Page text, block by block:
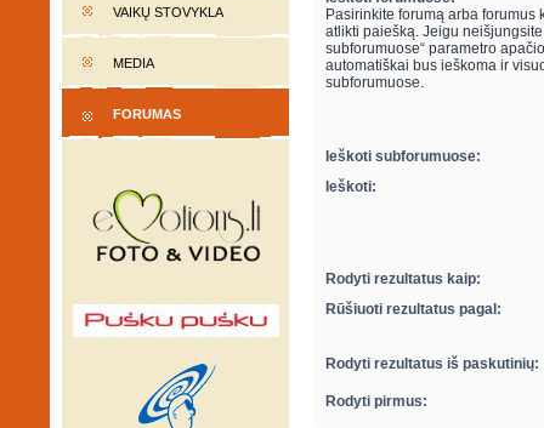
VAIKŲ STOVYKLA
MEDIA
FORUMAS
Pasirinkite forumą arba forumus
atlikti paiešką. Jeigu neišjungsite
subforumuose“ parametro
automatiškai bus ieškoma ir
subforumuose.
Ieškoti subforumuose:
Ieškoti:
Rodyti rezultatus kaip:
Rūšiuoti rezultatus pagal:
Rodyti rezultatus iš paskutinių:
Rodyti pirmus: